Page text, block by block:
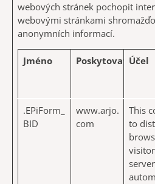
webových stránek pochopit
webovými stránkami
anonymních informací.
Jméno PoskytovatelÚčel
.EPiForm_
BID
www.arjo.
com
This
to
server